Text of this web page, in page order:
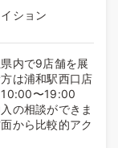
ション
内で9店舗を展
は浦和駅西口店
10:00〜19:00
の相談ができま
から比較的アク